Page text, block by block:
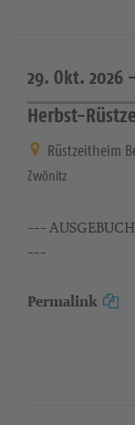
29. Okt. 2026 -
Herbst-
Rüstzeitheim
Zwönitz
---
---
Permalink